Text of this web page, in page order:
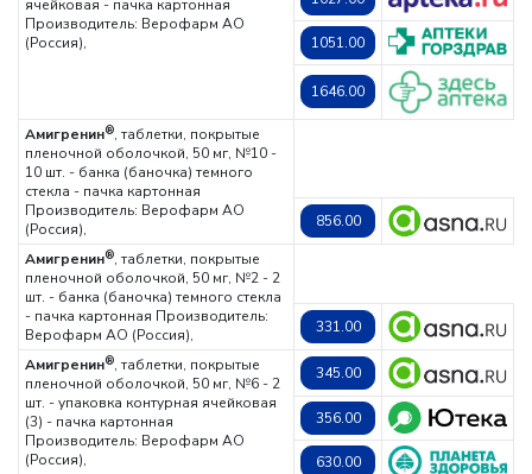
ячейковая - пачка картонная
Производитель: Верофарм АО
(Россия),
1051.00
1646.00
Амигренин®, таблетки, покрытые
пленочной оболочкой, 50 мг, №10 -
10 шт. - банка (баночка) темного
стекла - пачка картонная
Производитель: Верофарм АО
(Россия),
856.00
Амигренин®, таблетки, покрытые
пленочной оболочкой, 50 мг, №2 - 2
шт. - банка (баночка) темного стекла
- пачка картонная Производитель:
Верофарм АО (Россия),
331.00
Амигренин®, таблетки, покрытые
пленочной оболочкой, 50 мг, №6 - 2
шт. - упаковка контурная ячейковая
(3) - пачка картонная
Производитель: Верофарм АО
(Россия),
345.00
356.00
630.00